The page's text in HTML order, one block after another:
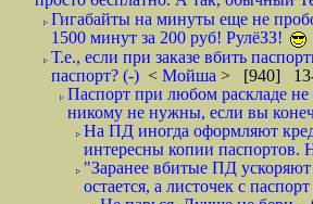
Гигабайты на минуты еще не
1500 минут за 200 руб! РулёЗЗ!
Т.е., если при заказе вбить
паспорт? (-) < Мойша > [940] 13-
Паспорт при любом раскладе
никому не нужны, если вы
На ПД иногда оформляют
интересны копии паспортов.
"Заранее вбитые ПД
остается, а листочек с